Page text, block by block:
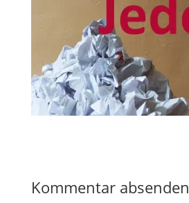
Kommentar absenden